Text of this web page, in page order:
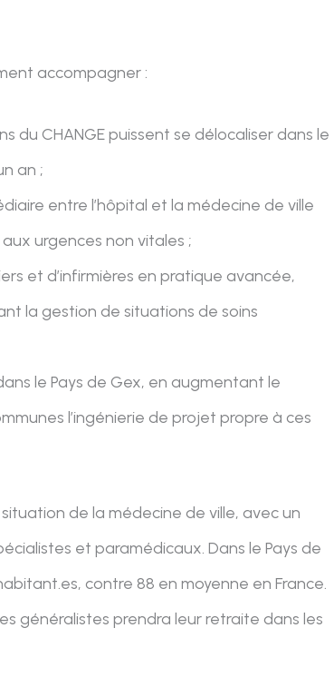
accompagner :
du CHANGE puissent se délocaliser dans le
an ;
entre l’hôpital et la médecine de ville
urgences non vitales ;
et d’infirmières en pratique avancée,
la gestion de situations de soins
le Pays de Gex, en augmentant le
l’ingénierie de projet propre à ces
de la médecine de ville, avec un
et paramédicaux. Dans le Pays de
contre 88 en moyenne en France.
généralistes prendra leur retraite dans les